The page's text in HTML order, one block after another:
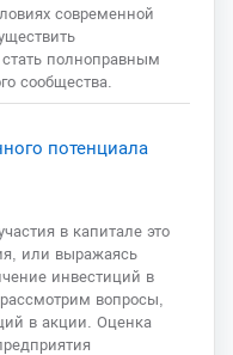
современной
полноправным
сообщества.
потенциала
в капитале это
или выражаясь
инвестиций в
вопросы,
в акции. Оценка